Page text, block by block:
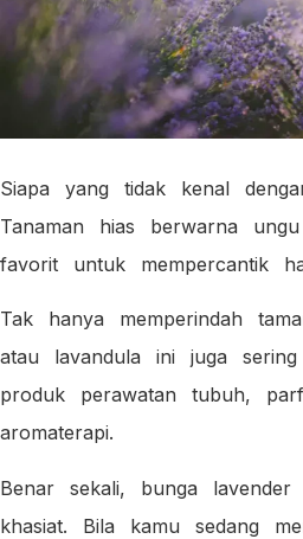
Siapa yang tidak kenal
Tanaman hias berwarna
favorit untuk mempercantik
Tak hanya memperindah
atau lavandula ini juga sering
produk perawatan tubuh,
aromaterapi.
Benar sekali, bunga
khasiat. Bila kamu sedang